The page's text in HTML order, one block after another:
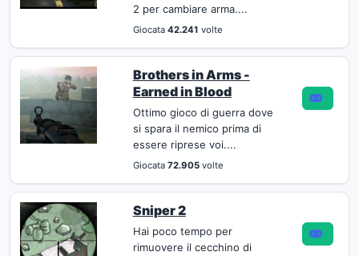
2 per cambiare arma....
Giocata 42.241 volte
Brothers in Arms -
Earned in Blood
Ottimo gioco di guerra dove
si spara il nemico prima di
essere riprese voi....
Giocata 72.905volte
Sniper 2
Hai poco tempo per
rimuovere il cecchino di